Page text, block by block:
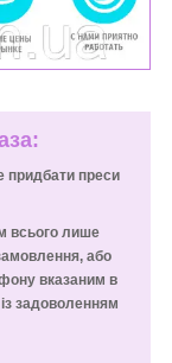
придбати преси
всього лише
або
вказаним в
задоволенням